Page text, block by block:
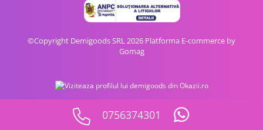
©Copyright Demigoods SRL 2026 Platforma E-commerce by
Gomag
Vezi oferta pe CEL.ro
0756374301